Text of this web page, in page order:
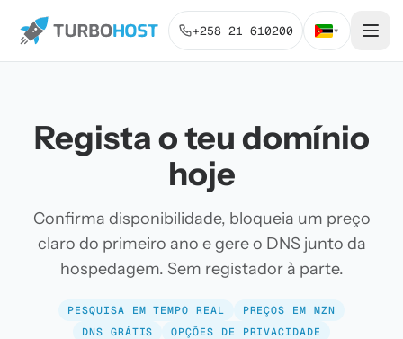
+258 21 610200 ▾
Regista o teu domínio
hoje
Confirma disponibilidade, bloqueia um preço
claro do primeiro ano e gere o DNS junto da
hospedagem. Sem registador à parte.
PESQUISA EM TEMPO REAL
PREÇOS EM MZN
DNS GRÁTIS
OPÇÕES DE PRIVACIDADE